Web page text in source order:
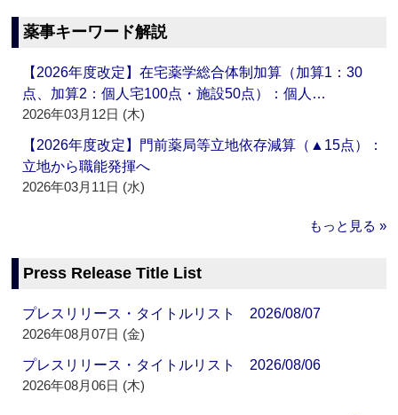
薬事キーワード解説
【2026年度改定】在宅薬学総合体制加算（加算1：30
点、加算2：個人宅100点・施設50点）：個人…
2026年03月12日 (木)
【2026年度改定】門前薬局等立地依存減算（▲15点）：
立地から職能発揮へ
2026年03月11日 (水)
もっと見る »
Press Release Title List
プレスリリース・タイトルリスト 2026/08/07
2026年08月07日 (金)
プレスリリース・タイトルリスト 2026/08/06
2026年08月06日 (木)